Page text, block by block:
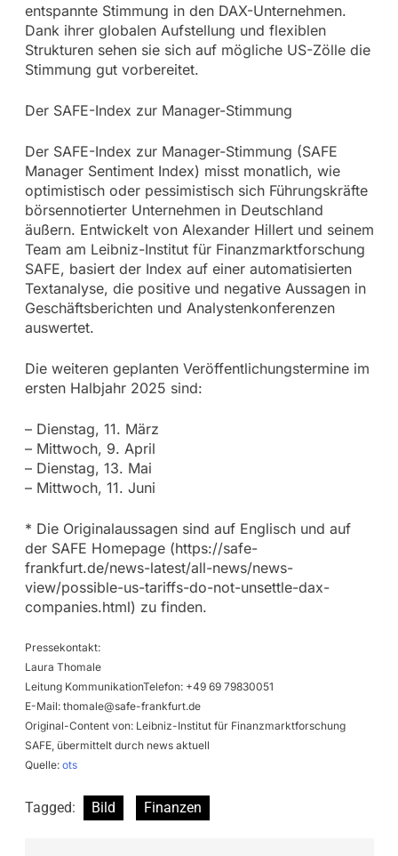
entspannte Stimmung in den DAX-Unternehmen.
Dank ihrer globalen Aufstellung und flexiblen
Strukturen sehen sie sich auf mögliche US-Zölle die
Stimmung gut vorbereitet.
Der SAFE-Index zur Manager-Stimmung
Der SAFE-Index zur Manager-Stimmung (SAFE
Manager Sentiment Index) misst monatlich, wie
optimistisch oder pessimistisch sich Führungskräfte
börsennotierter Unternehmen in Deutschland
äußern. Entwickelt von Alexander Hillert und seinem
Team am Leibniz-Institut für Finanzmarktforschung
SAFE, basiert der Index auf einer automatisierten
Textanalyse, die positive und negative Aussagen in
Geschäftsberichten und Analystenkonferenzen
auswertet.
Die weiteren geplanten Veröffentlichungstermine im
ersten Halbjahr 2025 sind:
– Dienstag, 11. März
– Mittwoch, 9. April
– Dienstag, 13. Mai
– Mittwoch, 11. Juni
* Die Originalaussagen sind auf Englisch und auf
der SAFE Homepage (https://safe-
frankfurt.de/news-latest/all-news/news-
view/possible-us-tariffs-do-not-unsettle-dax-
companies.html) zu finden.
Pressekontakt:
Laura Thomale
Leitung KommunikationTelefon: +49 69 79830051
E-Mail: thomale@safe-frankfurt.de
Original-Content von: Leibniz-Institut für Finanzmarktforschung
SAFE, übermittelt durch news aktuell
Quelle: ots
Tagged: Bild Finanzen